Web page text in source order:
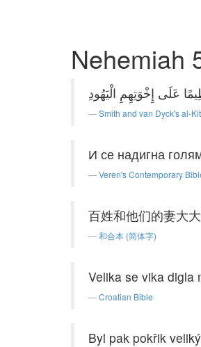
Nehemiah
Smith and van Dyck's al-
И се надигна
Veren's Contemporary
百姓和他们的妻大
和合本 (简体字)
Velika se vika digla
Croatian Bible
Byl pak pokřik